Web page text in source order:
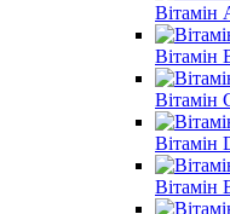
Вітамін
Вітамін
Вітамін
Вітамін
Вітамін